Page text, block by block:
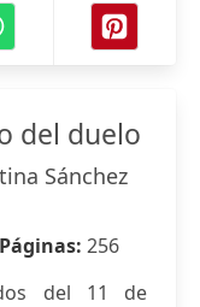
del duelo
Sánchez
256
del 11 de